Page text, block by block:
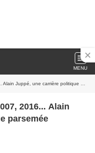
MENU
une carrière politique parsemée d'échecs.
2016... Alain
parsemée